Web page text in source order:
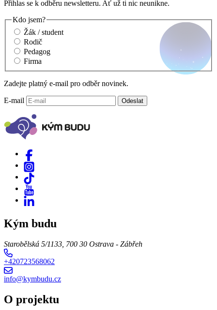
Přihlas se k odběru newsletteru. Ať už ti nic neunikne.
Kdo jsem?
Žák / student
Rodič
Pedagog
Firma
Zadejte platný e-mail pro odběr novinek.
E-mail Odeslat
Kým budu
Starobělská 5/1133, 700 30 Ostrava - Zábřeh
+420723568062
info@kymbudu.cz
O projektu